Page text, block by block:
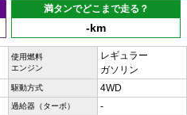
満タンでどこまで走る？
-km
使用燃料
エンジン
レギュラー
ガソリン
駆動方式 4WD
過給器（ターボ） -